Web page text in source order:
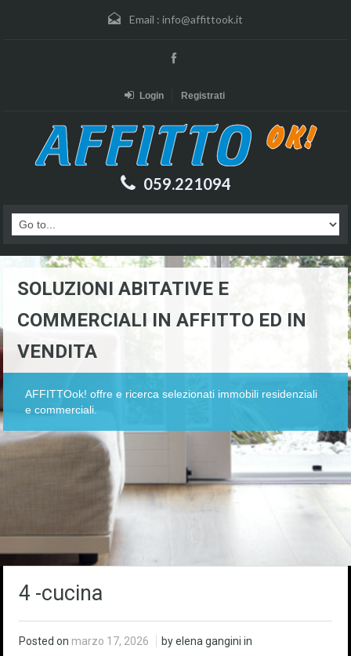
Email : info@affittook.it
Login Registrati
059.221094
SOLUZIONI ABITATIVE E
COMMERCIALI IN AFFITTO ED IN
VENDITA
AFFITTOok! offre e ricerca selezionati immobili residenziali
e commerciali.
4 -cucina
Posted on marzo 17, 2026 by elena gangini in